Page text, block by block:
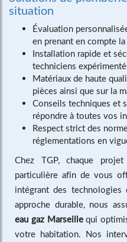
situation
Évaluation
en prenant en compte
Installation rapide et
techniciens
Matériaux de haute
pièces ainsi que sur la
Conseils techniques et
répondre à toutes vos
Respect strict des
réglementations en
Chez TGP, chaque
particulière afin de vous
intégrant des
approche durable, nous
eau gaz Marseillequi
votre habitation. Nos